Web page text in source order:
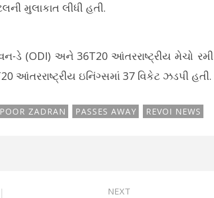
મુલાકાત લીધી હતી.
વન-ડે (ODI) અને 36T20 આંતરરાષ્ટ્રીય મેચો રમી
આંતરરાષ્ટ્રીય ઇનિંગ્સમાં 37 વિકેટ ઝડપી હતી.
ZADRAN PASSES AWAY REVOI NEWS
NEXT